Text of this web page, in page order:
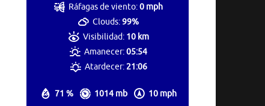
71 % 1014 mb 10 mph
Ráfagas de viento:0 mph
Clouds:99%
Visibilidad: 10 km
Amanecer:05:54
Atardecer:21:06